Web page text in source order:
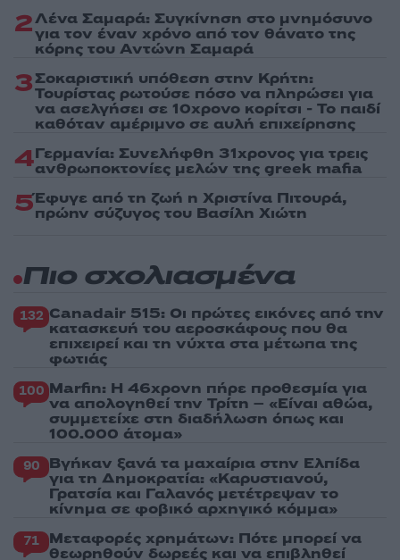
2Λένα Σαμαρά: Συγκίνηση στο μνημόσυνο
για τον έναν χρόνο από τον θάνατο της
κόρης του Αντώνη Σαμαρά
3Σοκαριστική υπόθεση στην Κρήτη:
Τουρίστας ρωτούσε πόσο να πληρώσει για
να ασελγήσει σε 10χρονο κορίτσι - Το παιδί
καθόταν αμέριμνο σε αυλή επιχείρησης
4Γερμανία: Συνελήφθη 31χρονος για τρεις
ανθρωποκτονίες μελών της greek mafia
5Έφυγε από τη ζωή η Χριστίνα Πιτουρά,
πρώην σύζυγος του Βασίλη Χιώτη
Πιο σχολιασμένα
132 Canadair 515: Οι πρώτες εικόνες από την
κατασκευή του αεροσκάφους που θα
επιχειρεί και τη νύχτα στα μέτωπα της
φωτιάς
100 Marfin: Η 46χρονη πήρε προθεσμία για
να απολογηθεί την Τρίτη – «Είναι αθώα,
συμμετείχε στη διαδήλωση όπως και
100.000 άτομα»
90 Βγήκαν ξανά τα μαχαίρια στην Ελπίδα
για τη Δημοκρατία: «Καρυστιανού,
Γρατσία και Γαλανός μετέτρεψαν το
κίνημα σε φοβικό αρχηγικό κόμμα»
71 Μεταφορές χρημάτων: Πότε μπορεί να
θεωρηθούν δωρεές και να επιβληθεί